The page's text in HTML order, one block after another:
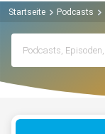
Startseite Podcasts